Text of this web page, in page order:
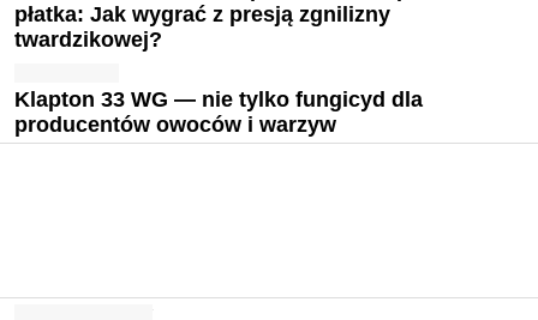
płatka: Jak wygrać z presją zgnilizny
twardzikowej?
Klapton 33 WG — nie tylko fungicyd dla
producentów owoców i warzyw